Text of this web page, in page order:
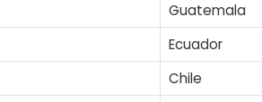
Guatemala
Ecuador
Chile